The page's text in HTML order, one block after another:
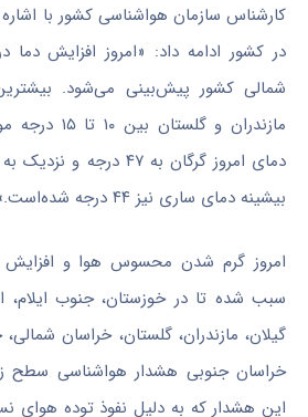
کارشناس سازمان هواشناسی کشور با
در کشور ادامه داد: «امروز افزایش دما
شمالی کشور پیش‌بینی می‌شود.
مازندران و
دمای امروز گرگان به ۴۷
بیشینه دمای ساری نیز ۴۴ درجه شده‌است.»
امروز گرم شدن محسوس هوا و
سبب شده تا در خوزستان، جنوب ایلام،
گیلان، مازندران، گلستان، خراسان
خراسان جنوبی هشدار هواشناسی سطح
این هشدار که به دلیل نفوذ توده هوای